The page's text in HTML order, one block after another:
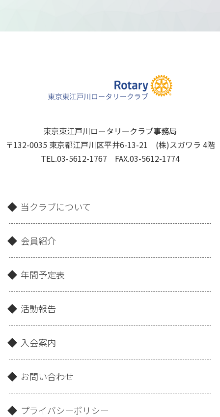
東京東江戸川ロータリークラブ事務局
〒132-0035 東京都江戸川区平井6-13-21 (株)スガワラ 4階
TEL.03-5612-1767 FAX.03-5612-1774
当クラブについて
会員紹介
年間予定表
活動報告
入会案内
お問い合わせ
プライバシーポリシー